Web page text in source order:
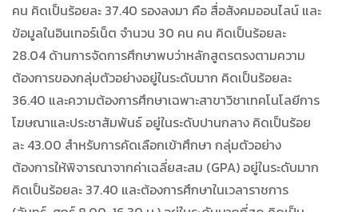
คน คิดเป็นร้อยละ 37.40 รองลงมา คือ สื่อสังคมออนไลน์ และ
ข้อมูลในอินเทอร์เน็ต จำนวน 30 คน คน คิดเป็นร้อยละ
28.04 ด้านการจัดการศึกษาพบว่าหลักสูตรตรงตามความ
ต้องการของกลุ่มตัวอย่างอยู่ในระดับมาก คิดเป็นร้อยละ
36.40 และความต้องการศึกษาเฉพาะสาขาวิชาเทคโนโลยีการ
โฆษณาและประชาสัมพันธ์ อยู่ในระดับปานกลาง คิดเป็นร้อย
ละ 43.00 สำหรับการคัดเลือกเข้าศึกษา กลุ่มตัวอย่าง
ต้องการให้พิจารณาจากค่าเฉลี่ยสะสม (GPA) อยู่ในระดับมาก
คิดเป็นร้อยละ 37.40 และต้องการศึกษาในเวลาราชการ